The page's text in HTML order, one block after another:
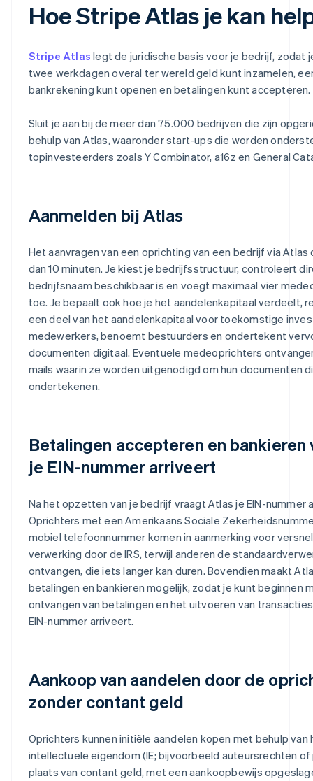
Hoe Stripe Atlas je kan
Stripe Atlas legt de juridische basis voor je bedrijf, zodat
twee werkdagen overal ter wereld geld kunt inzamelen,
bankrekening kunt openen en betalingen kunt accepteren.
Sluit je aan bij de meer dan 75.000 bedrijven die zijn
behulp van Atlas, waaronder start-ups die worden
topinvesteerders zoals Y Combinator, a16z en General
Aanmelden bij Atlas
Het aanvragen van een oprichting van een bedrijf via Atlas
dan 10 minuten. Je kiest je bedrijfsstructuur, controleert
bedrijfsnaam beschikbaar is en voegt maximaal vier
toe. Je bepaalt ook hoe je het aandelenkapitaal verdeelt,
een deel van het aandelenkapitaal voor toekomstige
medewerkers, benoemt bestuurders en ondertekent
documenten digitaal. Eventuele medeoprichters
mails waarin ze worden uitgenodigd om hun documenten
ondertekenen.
Betalingen accepteren en bankieren
je EIN-nummer arriveert
Na het opzetten van je bedrijf vraagt Atlas je EIN-nummer
Oprichters met een Amerikaans Sociale
mobiel telefoonnummer komen in aanmerking voor
verwerking door de IRS, terwijl anderen de
ontvangen, die iets langer kan duren. Bovendien maakt
betalingen en bankieren mogelijk, zodat je kunt beginnen
ontvangen van betalingen en het uitvoeren van
EIN-nummer arriveert.
Aankoop van aandelen door de
zonder contant geld
Oprichters kunnen initiële aandelen kopen met behulp van
intellectuele eigendom (IE; bijvoorbeeld auteursrechten
plaats van contant geld, met een aankoopbewijs